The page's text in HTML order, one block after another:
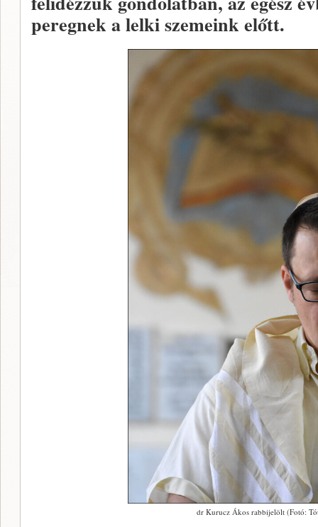
peregnek a lelki szemeink előtt.
dr Kurucz Ákos rabbijelölt (Fotó: